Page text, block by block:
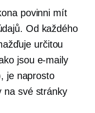
povinni mít
Od každého
určitou
jsou e-maily
je naprosto
na své stránky